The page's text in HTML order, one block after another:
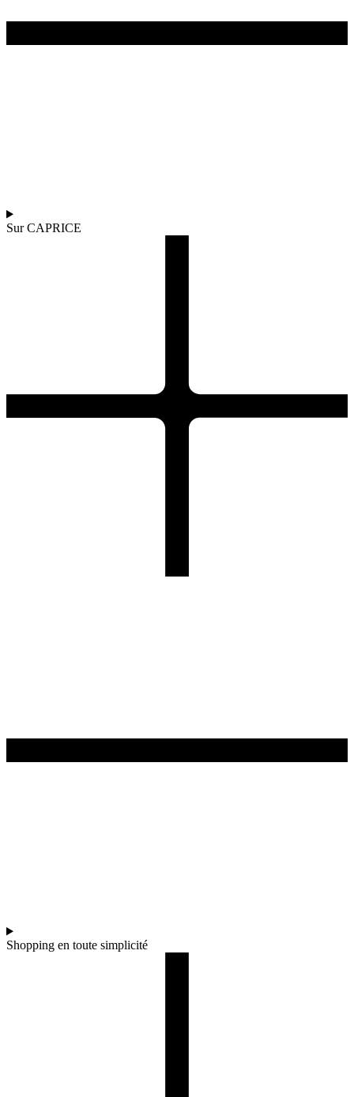
Sur CAPRICE
Shopping en toute simplicité